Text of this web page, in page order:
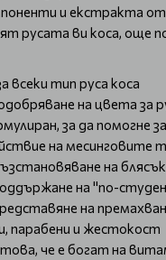
и екстракта от
русата ви коса, още
всеки тип руса коса
на цвета за
за да помогне за
на месинговите
на
на "по-
на
парабени и жестокост
че е богат на